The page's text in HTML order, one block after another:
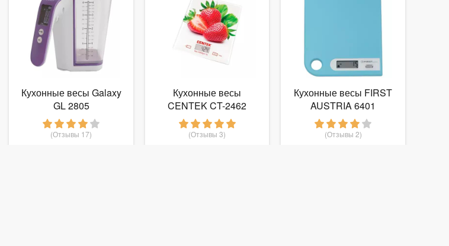
Кухонные весы Galaxy
GL 2805
(Отзывы 17)
Кухонные весы
CENTEK CT-2462
(Отзывы 3)
Кухонные весы FIRST
AUSTRIA 6401
(Отзывы 2)